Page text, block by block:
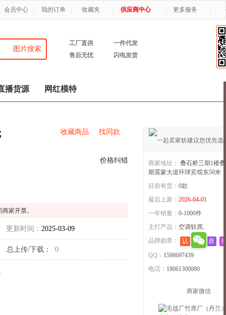
会员中心 我的订单 收藏夹 供应商中心 更多服务
图片搜索
工厂直供
一件代发
售后无忧
闪电发货
播货源 网红模特
收藏商品 找同款
价格纠错
家开票。
更新时间： 2025-03-09
总上传/下载： 0
商家地址： 叠石桥三期1楼
期震蒙大道环球宾馆东50米
目前有货： 0款
最后上新： 2026-04-01
一年销量： 0-1000件
主打产品： 空调软席,
品牌勋章：
认 退 原
QQ： 1598697439
电话： 18061300080
商家微信